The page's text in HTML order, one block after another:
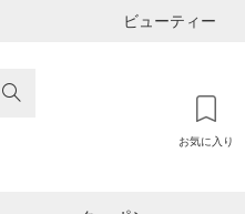
ビューティー

お気に入り